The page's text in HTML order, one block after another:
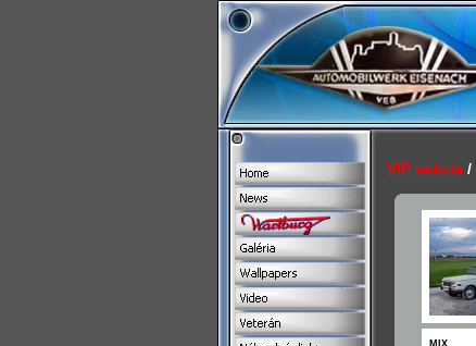
VIP sekcia/